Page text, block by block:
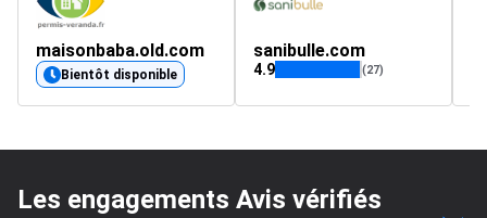
maisonbaba.old.com
Bientôt disponible
sanibulle.com
4.9 (27)
Les engagements Avis vérifiés